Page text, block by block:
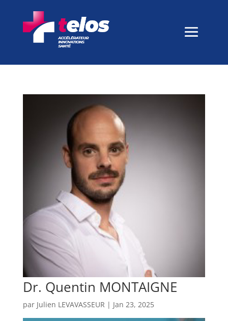
Dr. Quentin MONTAIGNE
par Julien LEVAVASSEUR | Jan 23, 2025